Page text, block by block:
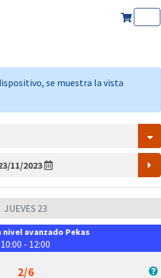
se muestra la vista
11/2023
JUEVES 23
nivel avanzado Pekas
10:00 - 12:00
2/6